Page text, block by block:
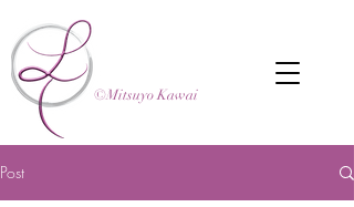
©Mitsuyo Kawai
Post